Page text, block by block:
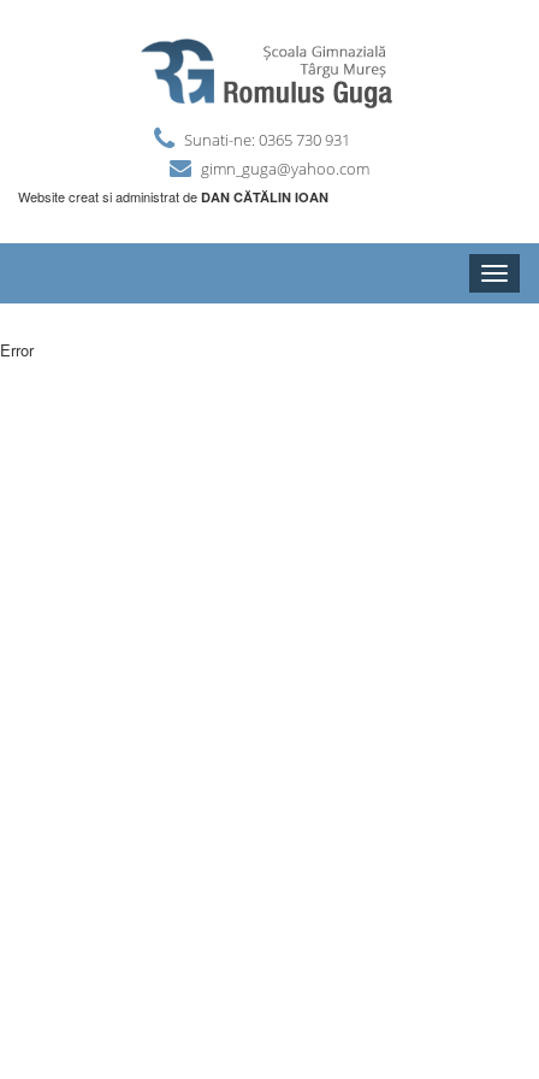
Sunati-ne: 0365 730 931
gimn_guga@yahoo.com
Website creat si administrat de DAN CĂTĂLIN IOAN
Toggle
Error